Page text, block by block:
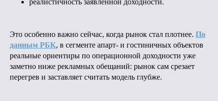
Это особенно важно сейчас, когда рынок стал плотнее. По
данным РБК, в сегменте апарт- и гостиничных объектов
реальные ориентиры по операционной доходности уже
заметно ниже рекламных обещаний: рынок сам срезает
перегрев и заставляет считать модель глубже.